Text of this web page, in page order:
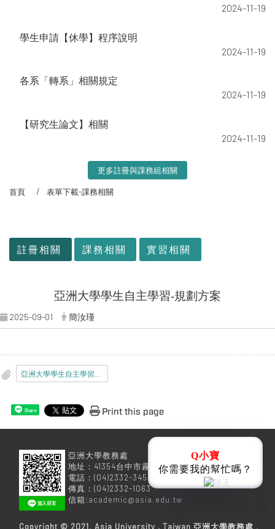
2024-11-19
學生申請【休學】程序說明
2024-11-19
各系「轉系」相關規定
2024-11-19
【研究生論文】相關
2024-11-19
更多註冊與課務組相關
首頁 表單下載-課務相關
註冊相關 課務相關 實習相關
亞洲大學學生自主學習-規劃方案
2025-09-01 簡汝瑾
Share Print this page
亞洲大學教務處
地址：41354台中市霧峰區柳豐路500號
電話：(04)2332-3456
傳真：(04)2332-1063
信箱:academic@asia.edu.tw
Copyright © 2021. Asia University , Taiwan 亞洲大學教務處 .
Q小寶
你需要我的幫忙嗎？